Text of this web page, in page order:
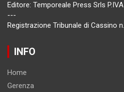
Editore: Temporeale Press Srls
---
Registrazione Tribunale di Cassino
INFO
Home
Gerenza